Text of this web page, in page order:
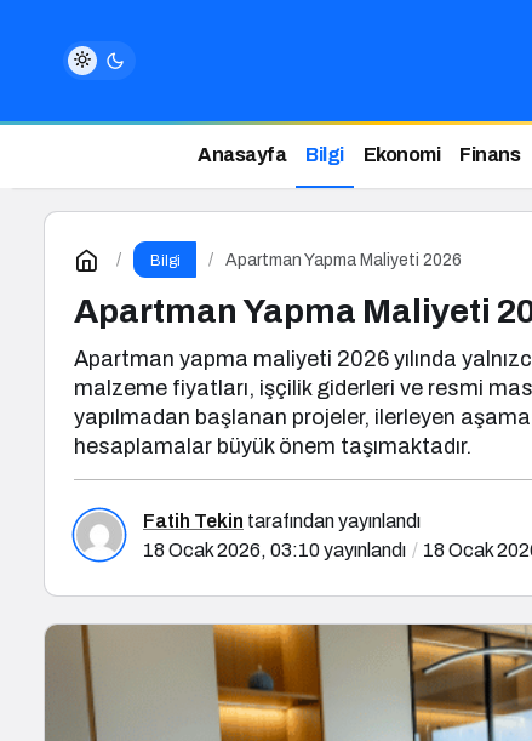
Anasayfa Bilgi Ekonomi Finans
Bilgi Apartman Yapma Maliyeti 2026
Apartman Yapma Maliyeti
Apartman yapma maliyeti 2026 yılında
malzeme fiyatları, işçilik giderleri ve resmi
yapılmadan başlanan projeler, ilerleyen
hesaplamalar büyük önem taşımaktadır.
Fatih Tekin tarafından yayınlandı
18 Ocak 2026, 03:10yayınlandı 18 Ocak